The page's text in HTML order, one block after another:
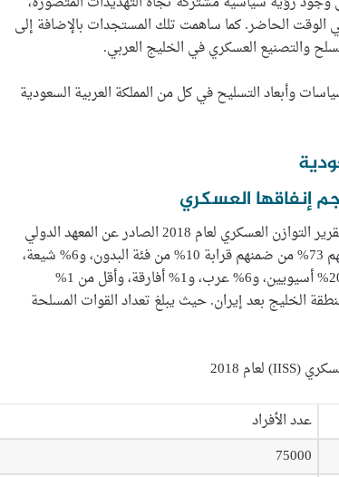
الحاضر. كما ساهمت تلك المستجدات بالإضافة إلى
والتصنيع العسكري في الخليج العربي.
وأبعاد التسليح في كل من المملكة العربية السعودية
إنفاقها العسكري
يبلغ تعداد المقيمين بالسعودية 28.5 مليون شخص وفقا لتقرير التوازن العسكري لعام 2018 الصادر عن المعهد الدولي
للدراسات الاستراتيجية (IISS). وتبلغ نسبة السعوديين منهم 73% من ضمنهم قرابة 10% من فئة البدون، و6% شيعة،
بينما تبلغ نسبة الأجانب من المقيمين بالمملكة 27% منهم 20% أسيويين، و6% عرب، و1% أفارقة، وأقل من 1%
الخليج بعد إيران. حيث يبلغ تعداد القوات المسلحة
عدد الأفراد
75000